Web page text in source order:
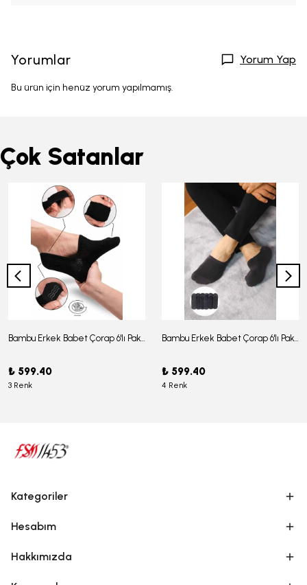
Yorumlar Yorum Yap
Bu ürün için henüz yorum yapılmamış.
Çok Satanlar
Bambu Erkek Babet Çorap 6'lı Paket - J-03
₺ 599.40
3 Renk
Bambu Erkek Babet Çorap 6'lı Paket -J-08
₺ 599.40
4 Renk
Kategoriler
Hesabım
Hakkımızda